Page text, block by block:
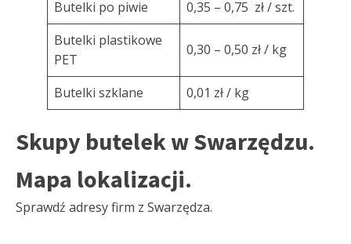
Butelki po piwie
0,35 – 0,75 zł / szt.
Butelki plastikowe
PET
0,30 – 0,50 zł / kg
Butelki szklane 0,01 zł / kg
Skupy butelek w Swarzędzu.
Mapa lokalizacji.
Sprawdź adresy firm z Swarzędza.